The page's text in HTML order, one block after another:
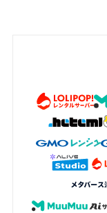
トの参加
といいま
当社は、
合、当該
める場合
資料の提
に指定さ